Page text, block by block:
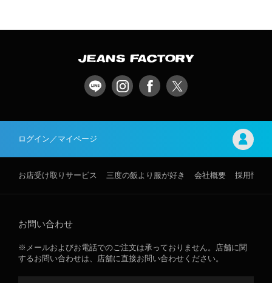
ログイン／マイページ
お店受け取りサービス 三度の飯より服が好き 会社概要 採用情報
お問い合わせ
※メールおよびお電話でのご注文は承っておりません。店舗に関
するお問い合わせは、店舗に直接お問い合わせください。